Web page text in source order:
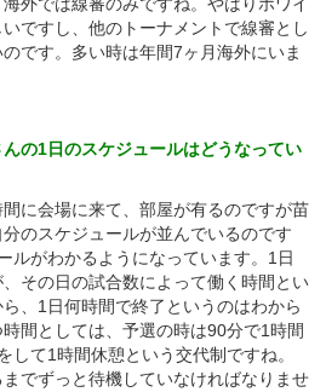
ですし、他のトーナメントで線審とし
です。多い時は年間7ヶ月海外にいま
の1日のスケジュールはどうなってい
に会場に来て、部屋が有るのですが苗
のスケジュールが並んでいるのです
ルがわかるようになっています。1日
その日の試合数によって働く時間とい
、1日何時間で終了というのはわから
間としては、予選の時は90分で1時間
して1時間休憩という交代制ですね。
でずっと待機していなければなりませ